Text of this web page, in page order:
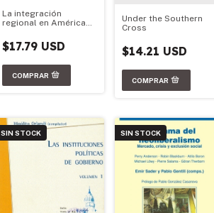
La integración
regional en América
$17.79 USD
Under the Southern
Cross
$14.21 USD
SIN STOCK SIN STOCK